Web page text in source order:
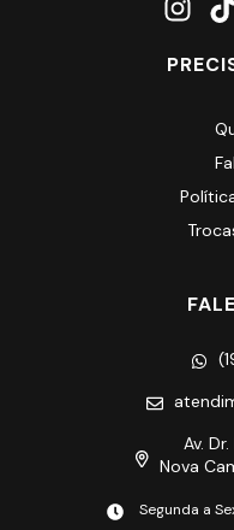
Av.
Nova
Segunda a